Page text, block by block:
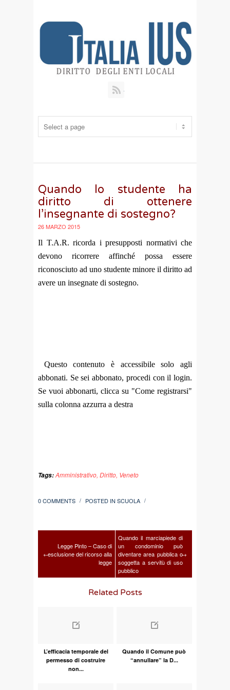
Quando lo studente ha
diritto di ottenere
l’insegnante di sostegno?
26 MARZO 2015
Il T.A.R. ricorda i presupposti normativi che
devono ricorrere affinché possa essere
riconosciuto ad uno studente minore il diritto ad
avere un insegnate di sostegno.
Questo contenuto è accessibile solo agli
abbonati. Se sei abbonato, procedi con il login.
Se vuoi abbonarti, clicca su "Come registrarsi"
sulla colonna azzurra a destra
Tags:Amministrativo, Diritto, Veneto
0 COMMENTS / POSTED IN SCUOLA /
←
Legge Pinto – Caso di
esclusione del ricorso alla
legge
Quando il marciapiede di
un condominio può
diventare area pubblica o
soggetta a servitù di uso
pubblico
→
Related Posts
L’efficacia temporale del
permesso di costruire
non...
Quando il Comune può
“annullare” la D...